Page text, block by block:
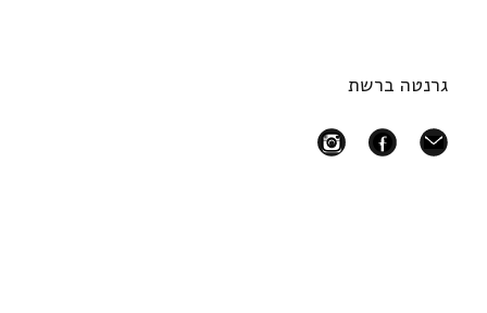
גרנטה ברשת
mail
facebook
instagram